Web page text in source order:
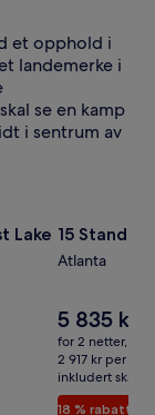
et opphold i
landemerke i
se en kamp
i sentrum av
Lake for
15
Ave
NW
15
Atlanta
18 % rabatt
Prisen
er
5 835 kr
5 835 kr
for 2 netter, 1
2 917 kr per natt
inkludert